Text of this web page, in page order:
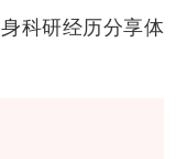
科研经历分享体